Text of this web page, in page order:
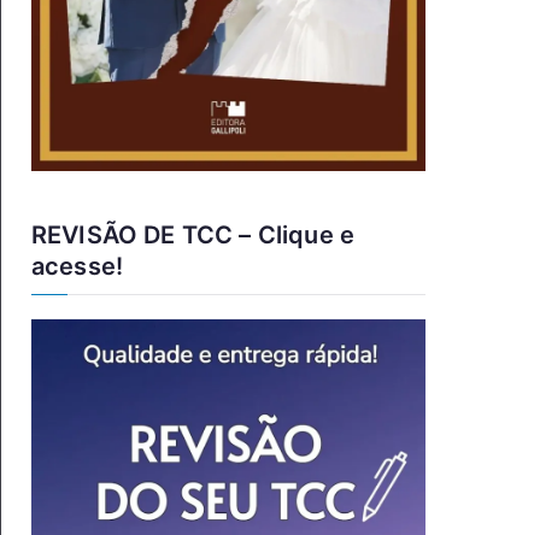
REVISÃO DE TCC – Clique e
acesse!